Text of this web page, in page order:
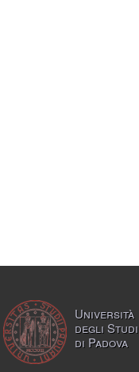
Università
degli Studi
di Padova